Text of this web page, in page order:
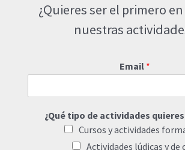
¿Quieres ser el primero
nuestras
Email *
¿Qué tipo de actividades
Cursos y actividades
Actividades lúdicas y de